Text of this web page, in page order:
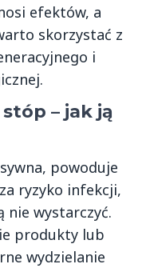
efektów, a
skorzystać z
i
– jak ją
powoduje
ryzyko infekcji,
nie wystarczyć.
produkty lub
wydzielanie